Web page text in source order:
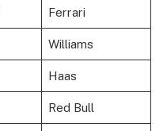
Ferrari
Williams
Haas
Red Bull